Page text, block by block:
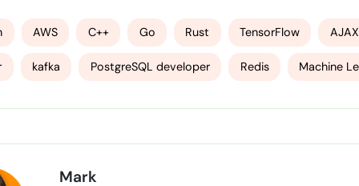
gebruikers. Ik lever enterprise-grade oploss…
AWS C++ Go Rust TensorFlow
kafka PostgreSQL developer Redis Machine
Mark